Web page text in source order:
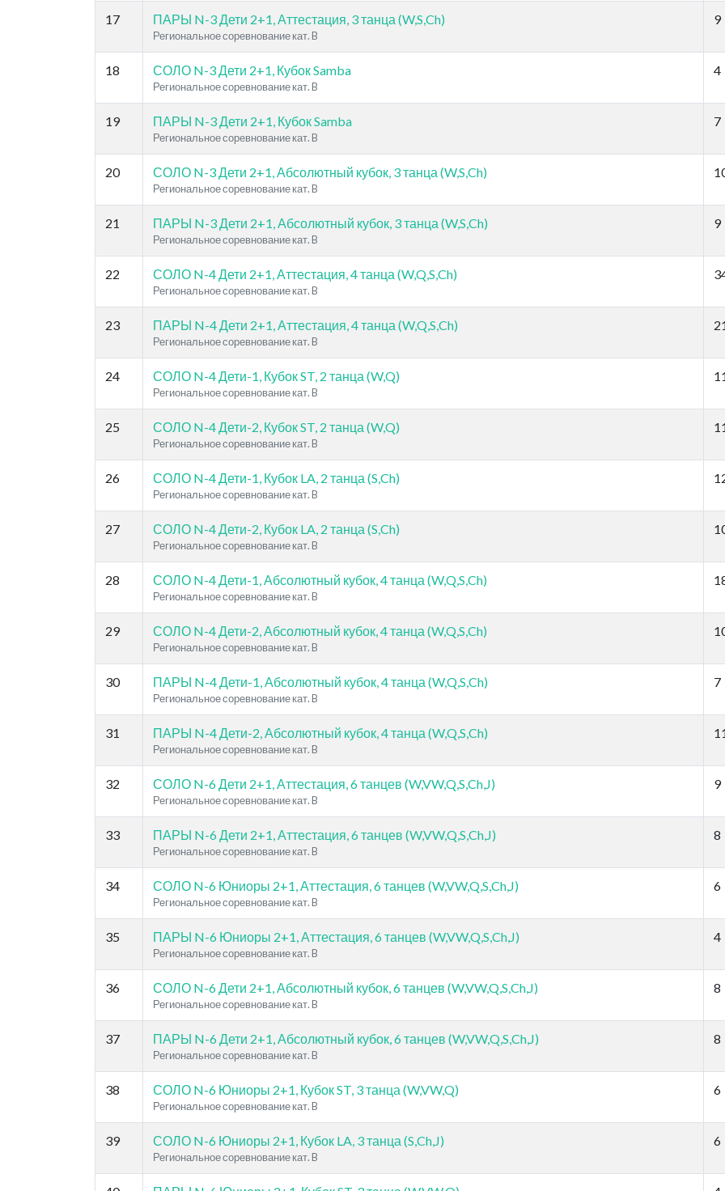
17 ПАРЫ N-3 Дети 2+1, Аттестация, 3 танца (W,S,Ch)
Региональное соревнование кат. B
9
18 СОЛО N-3 Дети 2+1, Кубок Samba
Региональное соревнование кат. B
4
19 ПАРЫ N-3 Дети 2+1, Кубок Samba
Региональное соревнование кат. B
7
20 СОЛО N-3 Дети 2+1, Абсолютный кубок, 3 танца (W,S,Ch)
Региональное соревнование кат. B
21 ПАРЫ N-3 Дети 2+1, Абсолютный кубок, 3 танца (W,S,Ch)
Региональное соревнование кат. B
9
22 СОЛО N-4 Дети 2+1, Аттестация, 4 танца (W,Q,S,Ch)
Региональное соревнование кат. B
23 ПАРЫ N-4 Дети 2+1, Аттестация, 4 танца (W,Q,S,Ch)
Региональное соревнование кат. B
24 СОЛО N-4 Дети-1, Кубок ST, 2 танца (W,Q)
Региональное соревнование кат. B
25 СОЛО N-4 Дети-2, Кубок ST, 2 танца (W,Q)
Региональное соревнование кат. B
26 СОЛО N-4 Дети-1, Кубок LA, 2 танца (S,Ch)
Региональное соревнование кат. B
27 СОЛО N-4 Дети-2, Кубок LA, 2 танца (S,Ch)
Региональное соревнование кат. B
28 СОЛО N-4 Дети-1, Абсолютный кубок, 4 танца (W,Q,S,Ch)
Региональное соревнование кат. B
29 СОЛО N-4 Дети-2, Абсолютный кубок, 4 танца (W,Q,S,Ch)
Региональное соревнование кат. B
30 ПАРЫ N-4 Дети-1, Абсолютный кубок, 4 танца (W,Q,S,Ch)
Региональное соревнование кат. B
7
31 ПАРЫ N-4 Дети-2, Абсолютный кубок, 4 танца (W,Q,S,Ch)
Региональное соревнование кат. B
32 СОЛО N-6 Дети 2+1, Аттестация, 6 танцев (W,VW,Q,S,Ch,J)
Региональное соревнование кат. B
9
33 ПАРЫ N-6 Дети 2+1, Аттестация, 6 танцев (W,VW,Q,S,Ch,J)
Региональное соревнование кат. B
8
34 СОЛО N-6 Юниоры 2+1, Аттестация, 6 танцев (W,VW,Q,S,Ch,J)
Региональное соревнование кат. B
6
35 ПАРЫ N-6 Юниоры 2+1, Аттестация, 6 танцев (W,VW,Q,S,Ch,J)
Региональное соревнование кат. B
4
36 СОЛО N-6 Дети 2+1, Абсолютный кубок, 6 танцев (W,VW,Q,S,Ch,J)
Региональное соревнование кат. B
8
37 ПАРЫ N-6 Дети 2+1, Абсолютный кубок, 6 танцев (W,VW,Q,S,Ch,J)
Региональное соревнование кат. B
8
38 СОЛО N-6 Юниоры 2+1, Кубок ST, 3 танца (W,VW,Q)
Региональное соревнование кат. B
6
39 СОЛО N-6 Юниоры 2+1, Кубок LA, 3 танца (S,Ch,J)
Региональное соревнование кат. B
6